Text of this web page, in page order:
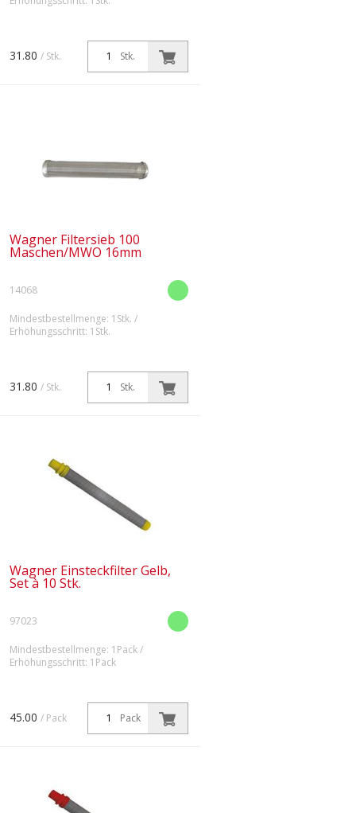
Stk.
31.80 / Stk.
Wagner Filtersieb 100
Maschen/MWO 16mm
14068
Mindestbestellmenge: 1Stk. /
Erhöhungsschritt: 1Stk.
Stk.
31.80 / Stk.
Wagner Einsteckfilter Gelb,
Set à 10 Stk.
97023
Mindestbestellmenge: 1Pack /
Erhöhungsschritt: 1Pack
Pack
45.00 / Pack